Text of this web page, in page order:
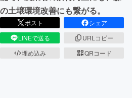
の土壌環境改善にも繋がる。
ポスト
シェア
LINEで送る
URLコピー
埋め込み
QRコード